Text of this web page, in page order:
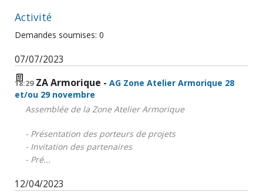
Activité
Demandes soumises: 0
07/07/2023
18:29 ZA Armorique
AG Zone Atelier Armorique 28
et/ou 29 novembre
Assemblée de la Zone Atelier Armorique
- Présentation des porteurs de projets
- Invitation des partenaires
- Pré...
12/04/2023